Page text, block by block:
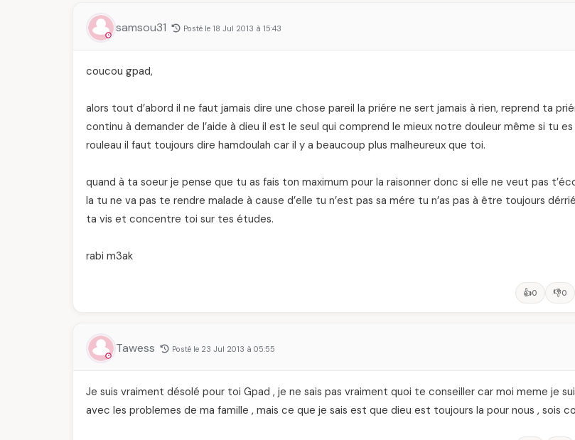
samsou31 Posté le 18 Jul 2013 à 15:43
coucou gpad,
alors tout d’abord il ne faut jamais dire une chose pareil la priére ne sert jamais à rien, reprend ta
continu à demander de l’aide à dieu il est le seul qui comprend le mieux notre douleur même si tu
rouleau il faut toujours dire hamdoulah car il y a beaucoup plus malheureux que toi.
quand à ta soeur je pense que tu as fais ton maximum pour la raisonner donc si elle ne veut pas
la tu ne va pas te rendre malade à cause d’elle tu n’est pas sa mére tu n’as pas à être toujours
ta vis et concentre toi sur tes études.
rabi m3ak
👍0 👎0
Tawess Posté le 23 Jul 2013 à 05:55
Je suis vraiment désolé pour toi Gpad , je ne sais pas vraiment quoi te conseiller car moi meme je
avec les problemes de ma famille , mais ce que je sais est que dieu est toujours la pour nous , sois